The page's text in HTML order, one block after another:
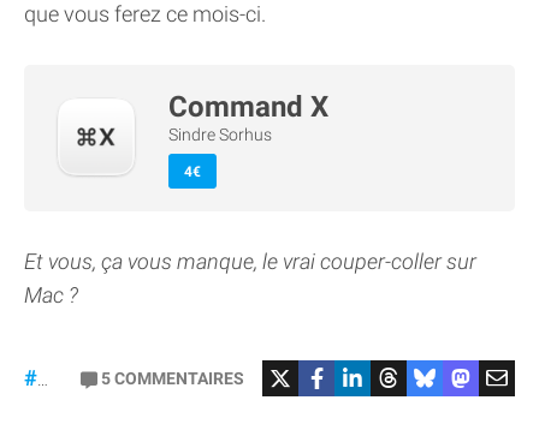
que vous ferez ce mois-ci.
Command X
Sindre Sorhus
4€
Et vous, ça vous manque, le vrai couper-coller sur
Mac ?
#macOS 5COMMENTAIRES